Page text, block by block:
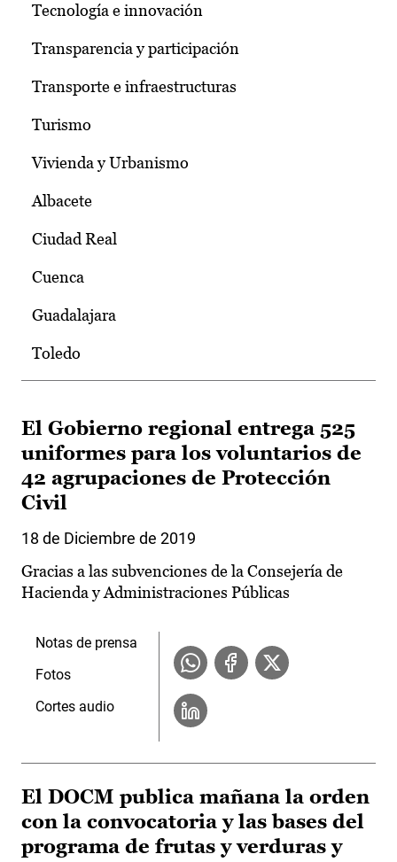
Tecnología e innovación
Transparencia y participación
Transporte e infraestructuras
Turismo
Vivienda y Urbanismo
Albacete
Ciudad Real
Cuenca
Guadalajara
Toledo
El Gobierno regional entrega 525
uniformes para los voluntarios de
42 agrupaciones de Protección
Civil
18 de Diciembre de 2019
Gracias a las subvenciones de la Consejería de
Hacienda y Administraciones Públicas
Notas de prensa
Fotos
Cortes audio
El DOCM publica mañana la orden
con la convocatoria y las bases del
programa de frutas y verduras y